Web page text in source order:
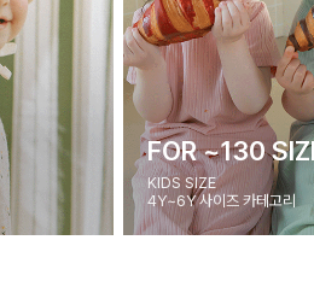
FOR ~130
KIDS SIZE
4Y~6Y 사이즈 카테고리